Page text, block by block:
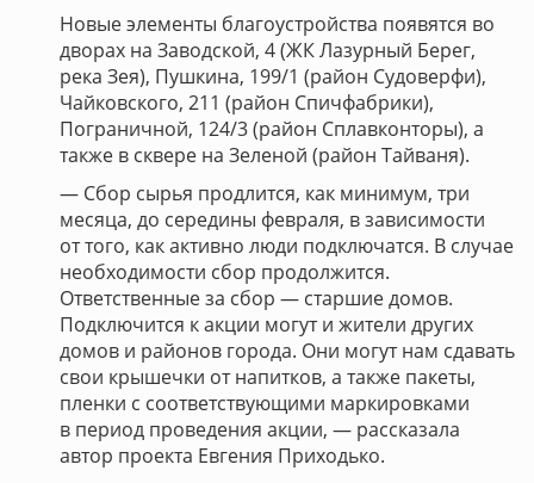
Новые элементы благоустройства появятся во
дворах на Заводской, 4 (ЖК Лазурный Берег,
река Зея), Пушкина, 199/1 (район Судоверфи),
Чайковского, 211 (район Спичфабрики),
Пограничной, 124/3 (район Сплавконторы), а
также в сквере на Зеленой (район Тайваня).
— Сбор сырья продлится, как минимум, три
месяца, до середины февраля, в зависимости
от того, как активно люди подключатся. В случае
необходимости сбор продолжится.
Ответственные за сбор — старшие домов.
Подключится к акции могут и жители других
домов и районов города. Они могут нам сдавать
свои крышечки от напитков, а также пакеты,
пленки с соответствующими маркировками
в период проведения акции, — рассказала
автор проекта Евгения Приходько.